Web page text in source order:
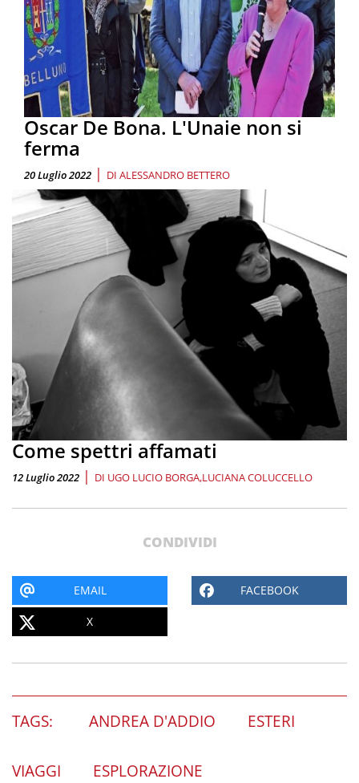
Oscar De Bona. L'Unaie non si
ferma
20 Luglio 2022 | DI ALESSANDRO BETTERO
Come spettri affamati
12 Luglio 2022 | DI UGO LUCIO BORGA LUCIANA COLUCCELLO
CONDIVIDI
EMAIL FACEBOOK
X
TAGS: ANDREA D'ADDIO ESTERI
VIAGGI ESPLORAZIONE